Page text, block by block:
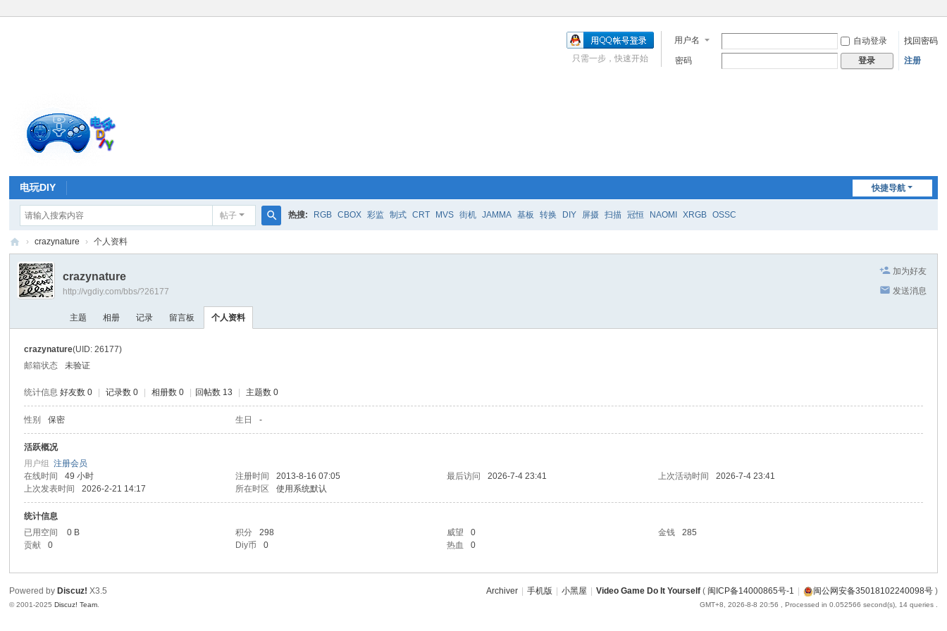
用户名 自动登录
找回密码
密码
登录 注册
只需一步，快速开始
快捷导航
电玩DIY
帖子
索
热搜: RGB CBOX 彩监 制式 CRT MVS 街机 JAMMA 基板 转换 DIY 屏摄 扫描 冠恒 NAOMI XRGB OSSC
电
玩
a
m
› crazynature › 个人资料
加为好友
发送消息
crazynature
http://vgdiy.com/bbs/?26177
主题 相册 记录 留言板 个人资料
crazynature(UID: 26177)
邮箱状态
未验证
统计信息 好友数 0 记录数 0 相册数 0 回帖数 13 主题数 0
性别 保密 生日 -
活跃概况
用户组注册会员
在线时间
49 小时 注册时间 2013-8-16 07:05 最后访问 2026-7-4 23:41 上次活动时间
2026-7-4 23:41
上次发表时间
2026-2-21 14:17 所在时区 使用系统默认
统计信息
已用空间
0 B 积分 298 威望 0 金钱
285
贡献
0 Diy币 0 热血 0
Archiver 手机版 小黑屋 Video Game Do It Yourself( 闽ICP备14000865号-1 闽公网安备35018102240098号)
GMT+8, 2026-8-8 20:56 , Processed in 0.052566 second(s), 14 queries .
Powered by Discuz! X3.5
© 2001-2025Discuz! Team